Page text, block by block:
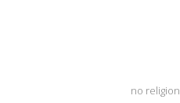
no religion